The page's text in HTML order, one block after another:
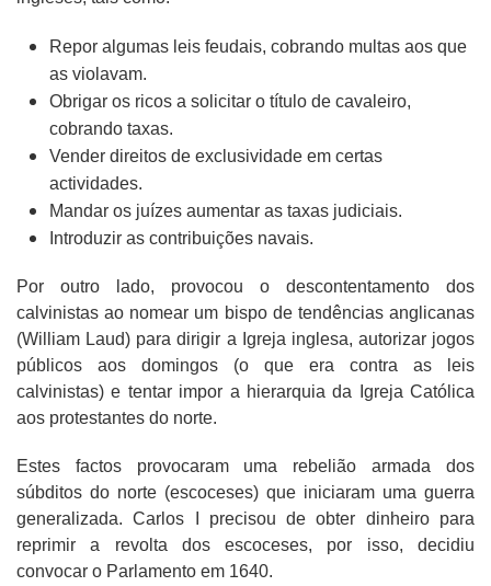
Repor algumas leis feudais, cobrando multas aos que
as violavam.
Obrigar os ricos a solicitar o título de cavaleiro,
cobrando taxas.
Vender direitos de exclusividade em certas
actividades.
Mandar os juízes aumentar as taxas judiciais.
Introduzir as contribuições navais.
Por outro lado, provocou o descontentamento dos
calvinistas ao nomear um bispo de tendências anglicanas
(William Laud) para dirigir a Igreja inglesa, autorizar jogos
públicos aos domingos (o que era contra as leis
calvinistas) e tentar impor a hierarquia da Igreja Católica
aos protestantes do norte.
Estes factos provocaram uma rebelião armada dos
súbditos do norte (escoceses) que iniciaram uma guerra
generalizada. Carlos I precisou de obter dinheiro para
reprimir a revolta dos escoceses, por isso, decidiu
convocar o Parlamento em 1640.